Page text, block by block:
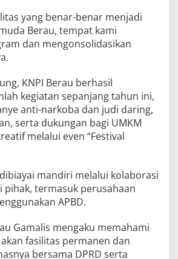
yang benar-benar menjadi
Berau, tempat kami
dan mengonsolidasikan
KNPI Berau berhasil
kegiatan sepanjang tahun ini,
anti-narkoba dan judi daring,
serta dukungan bagi UMKM
melalui even “Festival
mandiri melalui kolaborasi
pihak, termasuk perusahaan
APBD.
Gamalis mengaku memahami
fasilitas permanen dan
bersama DPRD serta